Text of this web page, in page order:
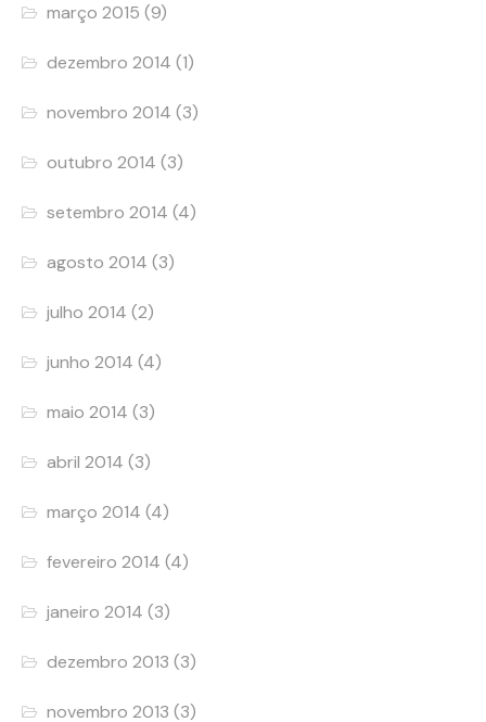
março 2015 (9)
dezembro 2014 (1)
novembro 2014 (3)
outubro 2014 (3)
setembro 2014 (4)
agosto 2014 (3)
julho 2014 (2)
junho 2014 (4)
maio 2014 (3)
abril 2014 (3)
março 2014 (4)
fevereiro 2014 (4)
janeiro 2014 (3)
dezembro 2013 (3)
novembro 2013 (3)